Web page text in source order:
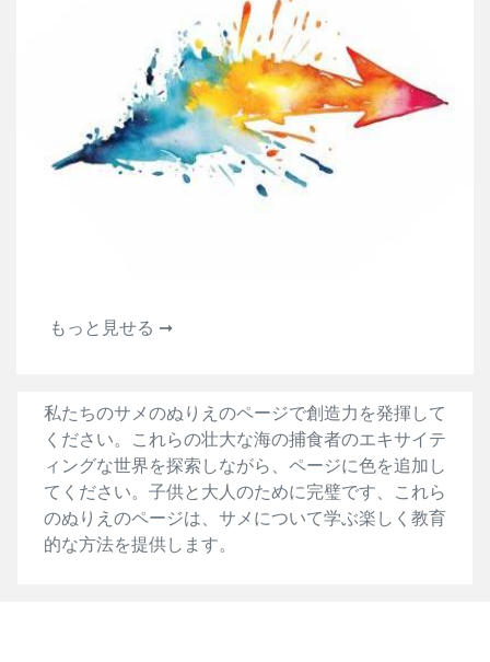
もっと見せる ➞
私たちのサメのぬりえのページで創造力を発揮して
ください。これらの壮大な海の捕食者のエキサイテ
ィングな世界を探索しながら、ページに色を追加し
てください。子供と大人のために完璧です、これら
のぬりえのページは、サメについて学ぶ楽しく教育
的な方法を提供します。